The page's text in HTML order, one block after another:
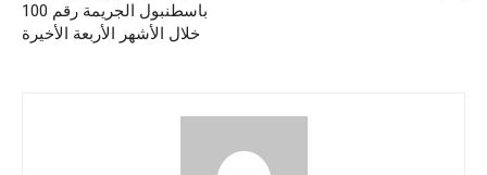
باسطنبول الجريمة رقم 100
خلال الأشهر الأربعة الأخيرة